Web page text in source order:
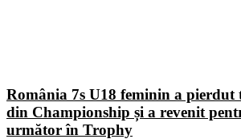
România 7s U18 feminin a pierdut
din Championship și a revenit
următor în Trophy